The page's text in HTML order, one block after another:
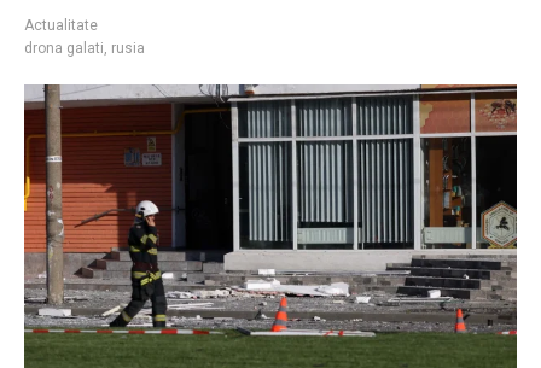
Actualitate
drona galati, rusia